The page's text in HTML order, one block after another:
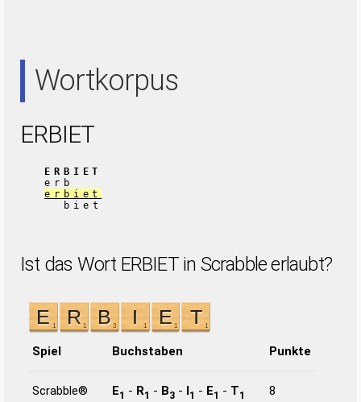
Wortkorpus
ERBIET
ERBIET
erb
erbiet
biet
Ist das Wort ERBIET in Scrabble erlaubt?
Spiel Buchstaben Punkte
Scrabble® E1 - R1 - B3 - I1 - E1 - T1 8